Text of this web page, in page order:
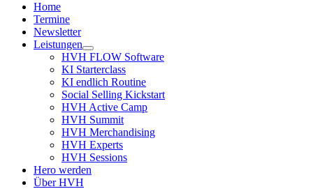
Home
Termine
Newsletter
Leistungen
HVH FLOW Software
KI Starterclass
KI endlich Routine
Social Selling Kickstart
HVH Active Camp
HVH Summit
HVH Merchandising
HVH Experts
HVH Sessions
Hero werden
Über HVH